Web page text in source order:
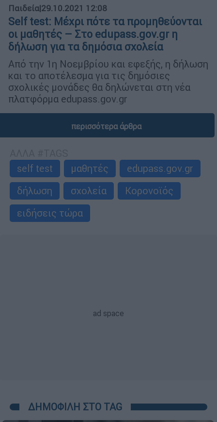
Παιδεία|29.10.2021 12:08
Self test: Μέχρι πότε τα προμηθεύονται
οι μαθητές – Στο edupass.gov.gr η
δήλωση για τα δημόσια σχολεία
Από την 1η Νοεμβρίου και εφεξής, η δήλωση
και το αποτέλεσμα για τις δημόσιες
σχολικές μονάδες θα δηλώνεται στη νέα
πλατφόρμα edupass.gov.gr
περισσότερα άρθρα
self test
μαθητές
edupass.gov.gr
δήλωση
σχολεία
Κορονοϊός
ειδήσεις τώρα
ΔΗΜΟΦΙΛΗ ΣΤΟ TAG